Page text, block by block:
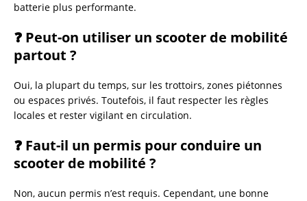
batterie plus performante.
❓ Peut-on utiliser un scooter de mobilité
partout ?
Oui, la plupart du temps, sur les trottoirs, zones piétonnes
ou espaces privés. Toutefois, il faut respecter les règles
locales et rester vigilant en circulation.
❓ Faut-il un permis pour conduire un
scooter de mobilité ?
Non, aucun permis n’est requis. Cependant, une bonne